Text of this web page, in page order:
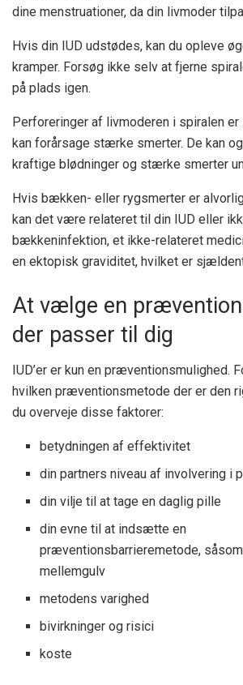
dine menstruationer, da din livmoder
Hvis din IUD udstødes, kan du opleve
kramper. Forsøg ikke selv at fjerne
på plads igen.
Perforeringer af livmoderen i spiralen
kan forårsage stærke smerter. De kan
kraftige blødninger og stærke smerter
Hvis bækken- eller rygsmerter er
kan det være relateret til din IUD eller
bækkeninfektion, et ikke-relateret
en ektopisk graviditet, hvilket er
At vælge en
der passer til dig
IUD’er er kun en præventionsmulighed.
hvilken præventionsmetode der er den
du overveje disse faktorer:
betydningen af ​​effektivitet
din partners niveau af involvering i
din vilje til at tage en daglig pille
din evne til at indsætte en
præventionsbarrieremetode,
mellemgulv
metodens varighed
bivirkninger og risici
koste